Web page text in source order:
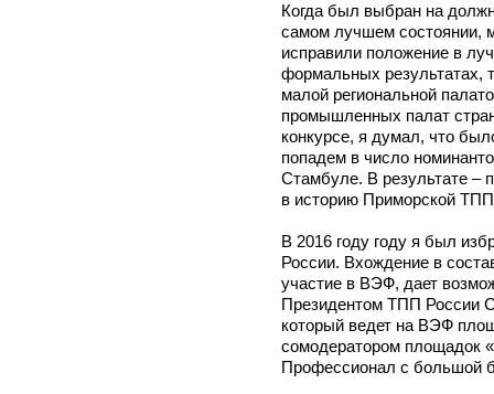
Когда был выбран на
самом лучшем состоянии,
исправили положение в
формальных результатах,
малой региональной
промышленных палат
конкурсе, я думал, что
попадем в число
Стамбуле. В результате –
в историю Приморской
В 2016 году году я был
России. Вхождение в
участие в ВЭФ, дает
Президентом ТПП России
который ведет на ВЭФ
сомодератором площадок
Профессионал с большой